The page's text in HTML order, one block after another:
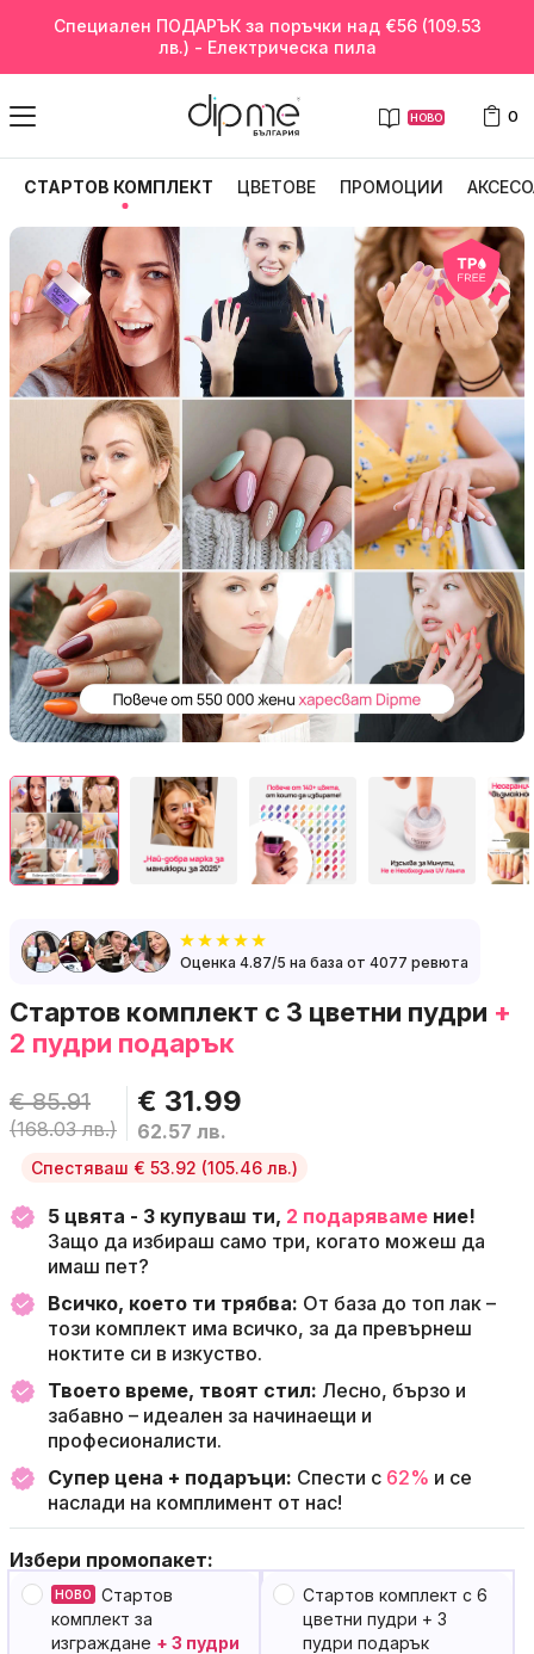
ПОДАРЪК - Изненада с всяка поръчка.
НОВО 0
СТАРТОВ КОМПЛЕКТ ЦВЕТОВЕ ПРОМОЦИИ
Оценка 4.87/5 на база от 4077 ревюта
Стартов комплект с 3 цветни пудри +
2 пудри подарък
€ 85.91
(168.03 лв.)
€ 31.99
62.57 лв.
Спестяваш € 53.92 (105.46 лв.)
5 цвята - 3 купуваш ти, 2 подаряваме ние!
Защо да избираш само три, когато можеш да
имаш пет?
Всичко, което ти трябва: От база до топ лак –
този комплект има всичко, за да превърнеш
ноктите си в изкуство.
Твоето време, твоят стил: Лесно, бързо и
забавно – идеален за начинаещи и
професионалисти.
Супер цена + подаръци: Спести с 62% и се
наслади на комплимент от нас!
Избери промопакет:
НОВО
Стартов
комплект за
изграждане + 3 пудри
Стартов комплект с 6
цветни пудри + 3
пудри подарък